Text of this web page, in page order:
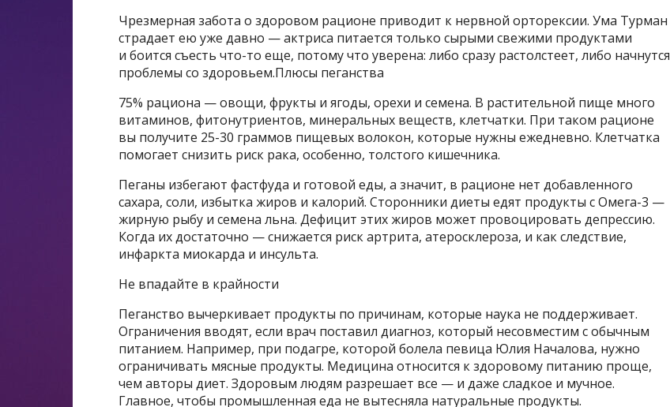
Чрезмерная забота о здоровом рационе приводит к нервной орторексии. Ума Турман
страдает ею уже давно — актриса питается только сырыми свежими продуктами
и боится съесть что-то еще, потому что уверена: либо сразу растолстеет, либо начнутся
проблемы со здоровьем.Плюсы пеганства
75% рациона — овощи, фрукты и ягоды, орехи и семена. В растительной пище много
витаминов, фитонутриентов, минеральных веществ, клетчатки. При таком рационе
вы получите 25-30 граммов пищевых волокон, которые нужны ежедневно. Клетчатка
помогает снизить риск рака, особенно, толстого кишечника.
Пеганы избегают фастфуда и готовой еды, а значит, в рационе нет добавленного
сахара, соли, избытка жиров и калорий. Сторонники диеты едят продукты с Омега-3 —
жирную рыбу и семена льна. Дефицит этих жиров может провоцировать депрессию.
Когда их достаточно — снижается риск артрита, атеросклероза, и как следствие,
инфаркта миокарда и инсульта.
Не впадайте в крайности
Пеганство вычеркивает продукты по причинам, которые наука не поддерживает.
Ограничения вводят, если врач поставил диагноз, который несовместим с обычным
питанием. Например, при подагре, которой болела певица Юлия Началова, нужно
ограничивать мясные продукты. Медицина относится к здоровому питанию проще,
чем авторы диет. Здоровым людям разрешает все — и даже сладкое и мучное.
Главное, чтобы промышленная еда не вытесняла натуральные продукты.